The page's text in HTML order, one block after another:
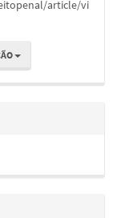
article/vi